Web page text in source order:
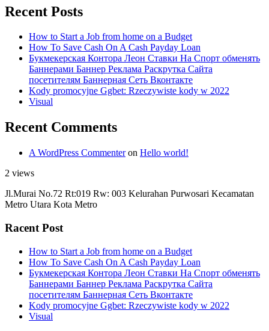
Recent Posts
How to Start a Job from home on a Budget
How To Save Cash On A Cash Payday Loan
Букмекерская Контора Леон Ставки На Спорт обменять
Баннерами Баннер Реклама Раскрутка Сайта
посетителям Баннерная Сеть Вконтакте
Kody promocyjne Ggbet: Rzeczywiste kody w 2022
Visual
Recent Comments
A WordPress Commenteron Hello world!
2 views
Jl.Murai No.72 Rt:019 Rw: 003 Kelurahan Purwosari Kecamatan
Metro Utara Kota Metro
Racent Post
How to Start a Job from home on a Budget
How To Save Cash On A Cash Payday Loan
Букмекерская Контора Леон Ставки На Спорт обменять
Баннерами Баннер Реклама Раскрутка Сайта
посетителям Баннерная Сеть Вконтакте
Kody promocyjne Ggbet: Rzeczywiste kody w 2022
Visual